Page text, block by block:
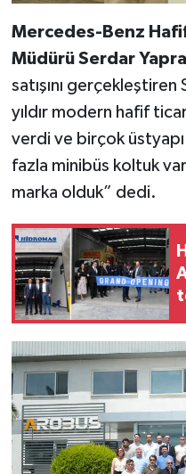
Mercedes-Benz
Müdürü Serdar
satışını
yıldır modern hafif
verdi ve birçok
fazla minibüs koltuk
marka olduk” dedi.